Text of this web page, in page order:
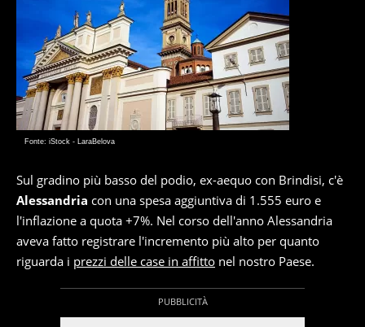
Fonte: iStock - LaraBelova
Sul gradino più basso del podio, ex-aequo con Brindisi, c'è
Alessandria con una spesa aggiuntiva di 1.555 euro e
l'inflazione a quota +7%. Nel corso dell'anno Alessandria
aveva fatto registrare l'incremento più alto per quanto
riguarda i prezzi delle case in affitto nel nostro Paese.